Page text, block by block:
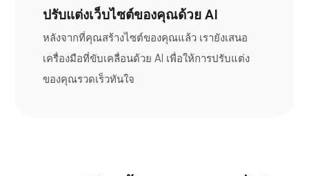
ปรับแต่งเว็บไซต์ของคุณด้วย AI
หลังจากที่คุณสร้างไซต์ของคุณแล้ว เรายังเสนอ
เครื่องมือที่ขับเคลื่อนด้วย AI เพื่อให้การปรับแต่ง
ของคุณรวดเร็วทันใจ